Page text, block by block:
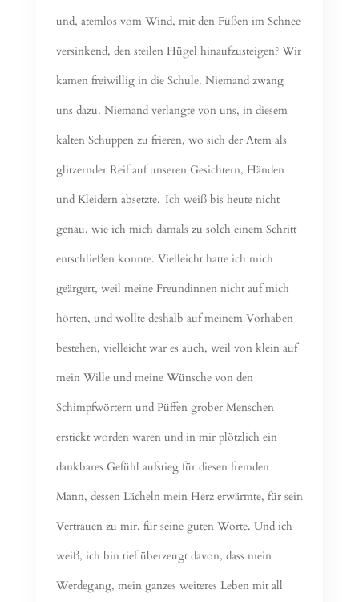
und, atemlos vom Wind, mit den Füßen im Schnee
versinkend, den steilen Hügel hinaufzusteigen? Wir
kamen freiwillig in die Schule. Niemand zwang
uns dazu. Niemand verlangte von uns, in diesem
kalten Schuppen zu frieren, wo sich der Atem als
glitzernder Reif auf unseren Gesichtern, Händen
und Kleidern absetzte. Ich weiß bis heute nicht
genau, wie ich mich damals zu solch einem Schritt
entschließen konnte. Vielleicht hatte ich mich
geärgert, weil meine Freundinnen nicht auf mich
hörten, und wollte deshalb auf meinem Vorhaben
bestehen, vielleicht war es auch, weil von klein auf
mein Wille und meine Wünsche von den
Schimpfwörtern und Püffen grober Menschen
erstickt worden waren und in mir plötzlich ein
dankbares Gefühl aufstieg für diesen fremden
Mann, dessen Lächeln mein Herz erwärmte, für sein
Vertrauen zu mir, für seine guten Worte. Und ich
weiß, ich bin tief überzeugt davon, dass mein
Werdegang, mein ganzes weiteres Leben mit all